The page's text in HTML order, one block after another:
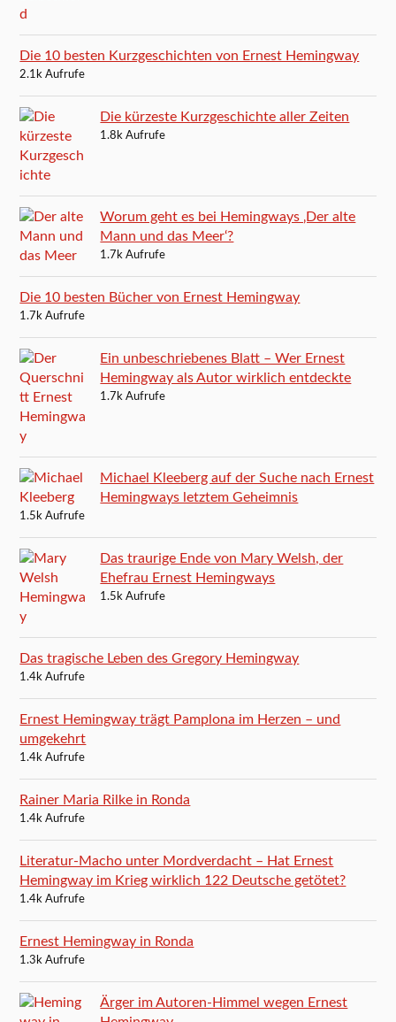
Die 10 besten Kurzgeschichten von Ernest Hemingway
2.1k Aufrufe
Die kürzeste Kurzgeschichte aller Zeiten
1.8k Aufrufe
Worum geht es bei Hemingways ‚Der alte
Mann und das Meer‘?
1.7k Aufrufe
Die 10 besten Bücher von Ernest Hemingway
1.7k Aufrufe
Ein unbeschriebenes Blatt – Wer Ernest
Hemingway als Autor wirklich entdeckte
1.7k Aufrufe
Michael Kleeberg auf der Suche nach Ernest
Hemingways letztem Geheimnis
1.5k Aufrufe
Das traurige Ende von Mary Welsh, der
Ehefrau Ernest Hemingways
1.5k Aufrufe
Das tragische Leben des Gregory Hemingway
1.4k Aufrufe
Ernest Hemingway trägt Pamplona im Herzen – und
umgekehrt
1.4k Aufrufe
Rainer Maria Rilke in Ronda
1.4k Aufrufe
Literatur-Macho unter Mordverdacht – Hat Ernest
Hemingway im Krieg wirklich 122 Deutsche getötet?
1.4k Aufrufe
Ernest Hemingway in Ronda
1.3k Aufrufe
Ärger im Autoren-Himmel wegen Ernest